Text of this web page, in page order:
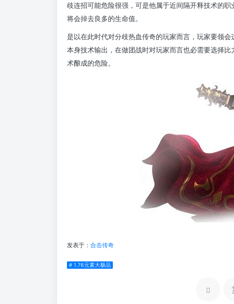
歧连招可能危险很强，可是他属于近间隔开释技术的
将会掉去良多的生命值。
是以在此时代对分歧热血传奇的玩家而言，玩家要领
本身技术输出，在做团战时对玩家而言也必需要选择
术酿成的危险。
发表于： 合击传奇
# 1.76元素大极品